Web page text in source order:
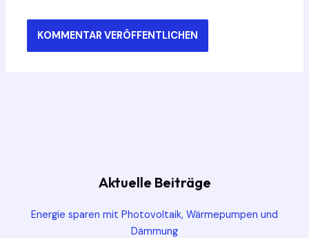
Aktuelle Beiträge
Energie sparen mit Photovoltaik, Wärmepumpen und
Dämmung